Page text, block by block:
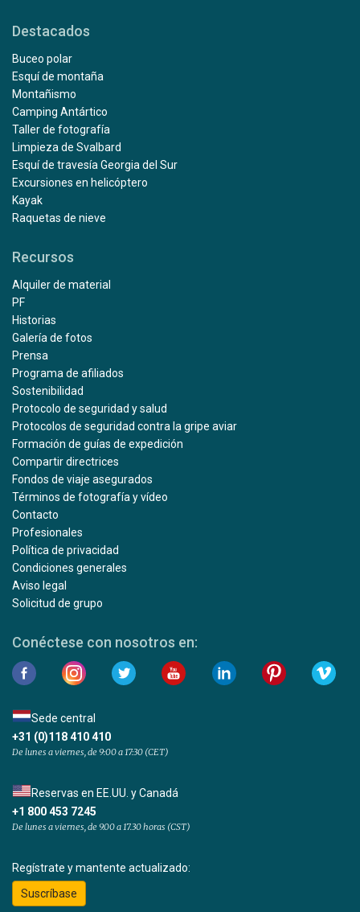
Destacados
Buceo polar
Esquí de montaña
Montañismo
Camping Antártico
Taller de fotografía
Limpieza de Svalbard
Esquí de travesía Georgia del Sur
Excursiones en helicóptero
Kayak
Raquetas de nieve
Recursos
Alquiler de material
PF
Historias
Galería de fotos
Prensa
Programa de afiliados
Sostenibilidad
Protocolo de seguridad y salud
Protocolos de seguridad contra la gripe aviar
Formación de guías de expedición
Compartir directrices
Fondos de viaje asegurados
Términos de fotografía y vídeo
Contacto
Profesionales
Política de privacidad
Condiciones generales
Aviso legal
Solicitud de grupo
Conéctese con nosotros en:
Sede central
+31 (0)118 410 410
De lunes a viernes, de 9:00 a 17:30 (CET)
Reservas en EE.UU. y Canadá
+1 800 453 7245
De lunes a viernes, de 9.00 a 17.30 horas (CST)
Regístrate y mantente actualizado:
Suscríbase